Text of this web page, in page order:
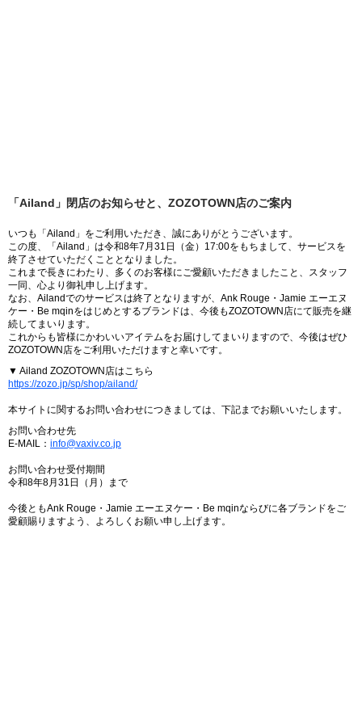
「Ailand」閉店のお知らせと、ZOZOTOWN店のご案内
いつも「Ailand」をご利用いただき、誠にありがとうございます。
この度、「Ailand」は令和8年7月31日（金）17:00をもちまして、サービスを
終了させていただくこととなりました。
これまで長きにわたり、多くのお客様にご愛顧いただきましたこと、スタッフ
一同、心より御礼申し上げます。
なお、Ailandでのサービスは終了となりますが、Ank Rouge・Jamie エーエヌ
ケー・Be mqinをはじめとするブランドは、今後もZOZOTOWN店にて販売を継
続してまいります。
これからも皆様にかわいいアイテムをお届けしてまいりますので、今後はぜひ
ZOZOTOWN店をご利用いただけますと幸いです。
▼ Ailand ZOZOTOWN店はこちら
https://zozo.jp/sp/shop/ailand/
本サイトに関するお問い合わせにつきましては、下記までお願いいたします。
お問い合わせ先
E-MAIL： info@vaxiv.co.jp
お問い合わせ受付期間
令和8年8月31日（月）まで
今後ともAnk Rouge・Jamie エーエヌケー・Be mqinならびに各ブランドをご
愛顧賜りますよう、よろしくお願い申し上げます。